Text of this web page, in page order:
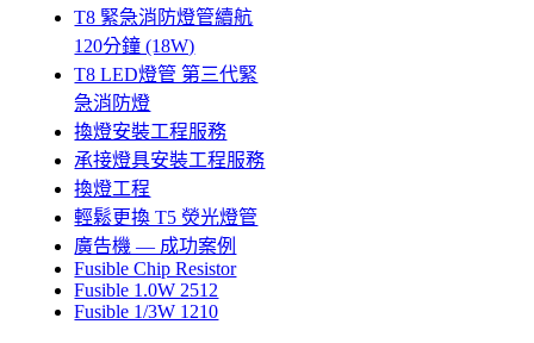
T8 緊急消防燈管續航
120分鐘 (18W)
T8 LED燈管 第三代緊
急消防燈
換燈安裝工程服務
承接燈具安裝工程服務
換燈工程
輕鬆更換 T5 熒光燈管
廣告機 — 成功案例
Fusible Chip Resistor
Fusible 1.0W 2512
Fusible 1/3W 1210